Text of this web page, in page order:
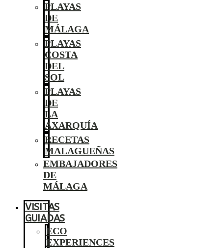
PLAYAS
DE
MÁLAGA
PLAYAS
COSTA
DEL
SOL
PLAYAS
DE
LA
AXARQUÍA
RECETAS
MALAGUEÑAS
EMBAJADORES
DE
MÁLAGA
VISITAS
GUIADAS
ECO
EXPERIENCES